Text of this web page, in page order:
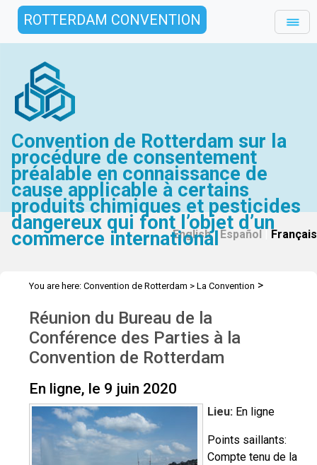
ROTTERDAM CONVENTION
Convention de Rotterdam sur la
procédure de consentement
préalable en connaissance de
cause applicable à certains
produits chimiques et pesticides
dangereux qui font l’objet d’un
commerce international
English| Español Français
You are here: Convention de Rotterdam > La Convention >
Aperçu
Réunion du Bureau de la
Conférence des Parties à la
Convention de Rotterdam
En ligne, le 9 juin 2020
Lieu: En ligne
Points saillants:
Compte tenu de la